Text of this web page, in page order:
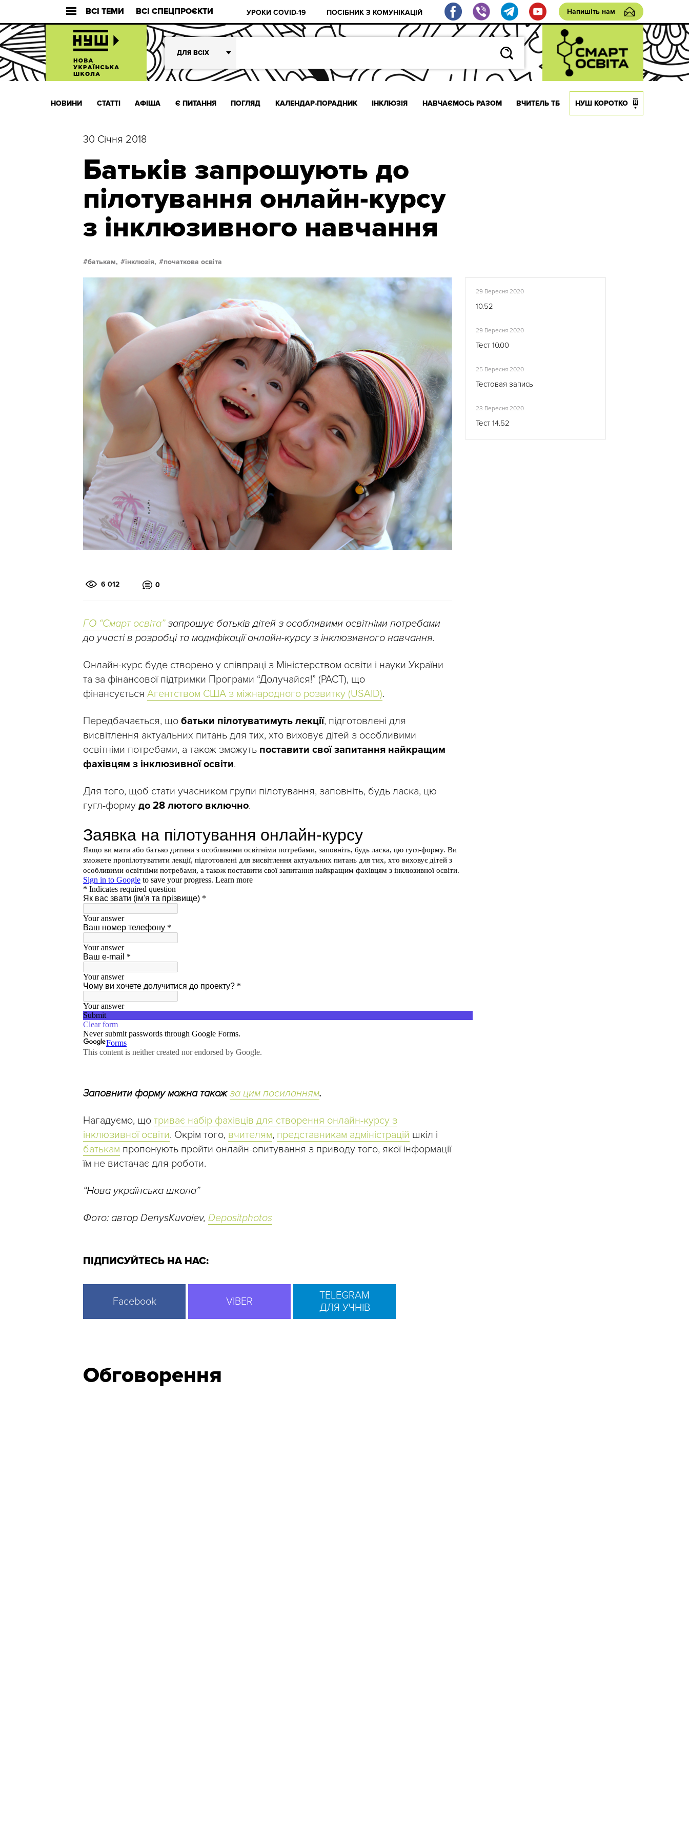
ВСІ ТЕМИ ВСІ СПЕЦПРОЄКТИ УРОКИ COVID-19 ПОСІБНИК З КОМУНІКАЦІЙ Напишіть нам
ДЛЯ ВСІХ
НОВИНИ СТАТТІ АФІША Є ПИТАННЯ ПОГЛЯД КАЛЕНДАР-ПОРАДНИК ІНКЛЮЗІЯ НАВЧАЄМОСЬ РАЗОМ ВЧИТЕЛЬ ТБ НУШ КОРОТКО
30 Січня 2018
Батьків запрошують до
пілотування онлайн-курсу
з інклюзивного навчання
батькам, інклюзія, початкова освіта
6 012 0
ГО “Смарт освіта”запрошує батьків дітей з особливими освітніми потребами
до участі в розробці та модифікації онлайн-курсу з інклюзивного навчання.
Онлайн-курс буде створено у співпраці з Міністерством освіти і науки України
та за фінансової підтримки Програми “Долучайся!” (PACT), що
фінансується Агентством США з міжнародного розвитку (USAID).
Передбачається, що батьки пілотуватимуть лекції, підготовлені для
висвітлення актуальних питань для тих, хто виховує дітей з особливими
освітніми потребами, а також зможуть поставити свої запитання найкращим
фахівцям з інклюзивної освіти.
Для того, щоб стати учасником групи пілотування, заповніть, будь ласка, цю
гугл-форму до 28 лютого включно.
Заповнити форму можна такожза цим посиланням.
Нагадуємо, що триває набір фахівців для створення онлайн-курсу з
інклюзивної освіти. Окрім того, вчителям, представникам адміністрацій шкіл і
батькам пропонують пройти онлайн-опитування з приводу того, якої інформації
їм не вистачає для роботи.
“Нова українська школа”
Фото: автор DenysKuvaiev, Depositphotos
ПІДПИСУЙТЕСЬ НА НАС:
Facebook VIBER
TELEGRAM
ДЛЯ УЧНІВ
29 Вересня 2020
10.52
29 Вересня 2020
Тест 10.00
25 Вересня 2020
Тестовая запись
23 Вересня 2020
Тест 14.52
Обговорення